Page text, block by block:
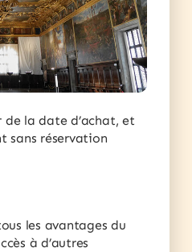
la date d’achat, et
sans réservation
les avantages du
à d’autres